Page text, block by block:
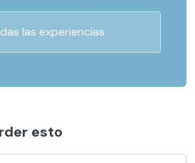
las experiencias
esto